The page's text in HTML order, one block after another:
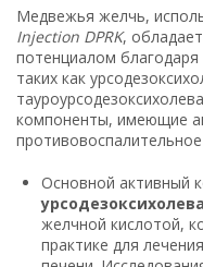
Медвежья желчь,
Injection DPRK,
потенциалом
таких как
компоненты, имеющие
Основной активный
желчной кислотой,
практике для